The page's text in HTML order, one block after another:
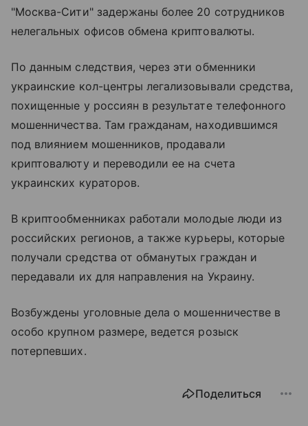
"Москва-Сити" задержаны более 20 сотрудников
нелегальных офисов обмена криптовалюты.
По данным следствия, через эти обменники
украинские кол-центры легализовывали средства,
похищенные у россиян в результате телефонного
мошенничества. Там гражданам, находившимся
под влиянием мошенников, продавали
криптовалюту и переводили ее на счета
украинских кураторов.
В криптообменниках работали молодые люди из
российских регионов, а также курьеры, которые
получали средства от обманутых граждан и
передавали их для направления на Украину.
Возбуждены уголовные дела о мошенничестве в
особо крупном размере, ведется розыск
потерпевших.
Поделиться